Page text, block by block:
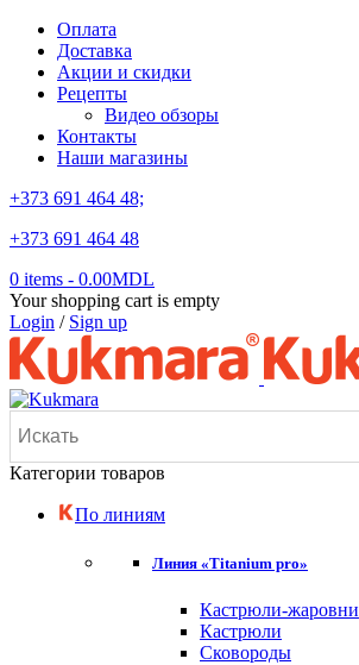
Оплата
Доставка
Акции и скидки
Рецепты
Видео обзоры
Контакты
Наши магазины
+373 691 464 48;
+373 691 464 48
0 items - 0.00MDL
Your shopping cart is empty
Login / Sign up
Категории товаров
По линиям
Линия «Titanium pro»
Кастрюли-жаровни
Кастрюли
Сковороды